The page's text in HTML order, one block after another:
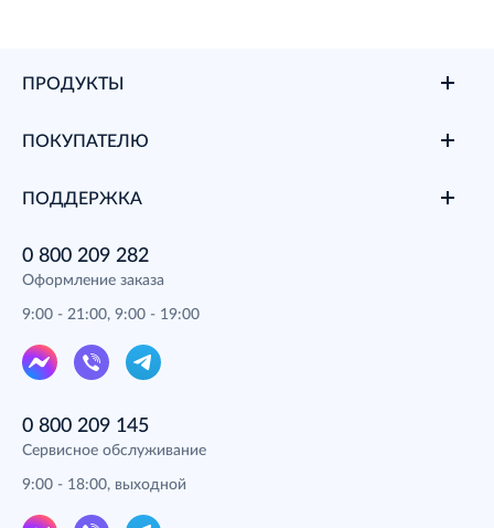
ПРОДУКТЫ
ПОКУПАТЕЛЮ
ПОДДЕРЖКА
0 800 209 282
Оформление заказа
9:00 - 21:00, 9:00 - 19:00
0 800 209 145
Сервисное обслуживание
9:00 - 18:00, выходной